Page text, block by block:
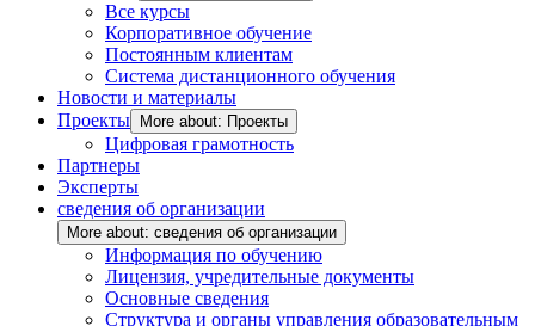
Все курсы
Корпоративное обучение
Постоянным клиентам
Система дистанционного обучения
Новости и материалы
Проекты
More about: Проекты
Цифровая грамотность
Партнеры
Эксперты
сведения об организации
More about: сведения об организации
Информация по обучению
Лицензия, учредительные документы
Основные сведения
Структура и органы управления образовательным